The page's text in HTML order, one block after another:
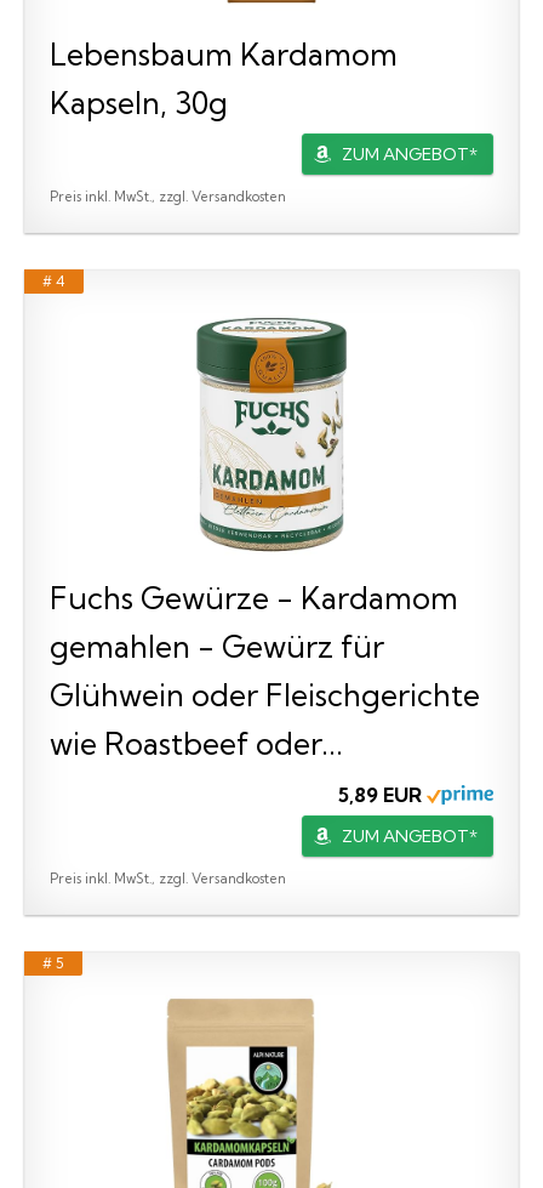
Lebensbaum Kardamom
Kapseln, 30g
ZUM ANGEBOT*
Preis inkl. MwSt., zzgl. Versandkosten
# 4
Fuchs Gewürze - Kardamom
gemahlen - Gewürz für
Glühwein oder Fleischgerichte
wie Roastbeef oder...
5,89 EUR
ZUM ANGEBOT*
Preis inkl. MwSt., zzgl. Versandkosten
# 5